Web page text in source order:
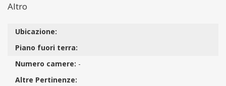
Altro
Ubicazione:
Piano fuori terra:
Numero camere: -
Altre Pertinenze: